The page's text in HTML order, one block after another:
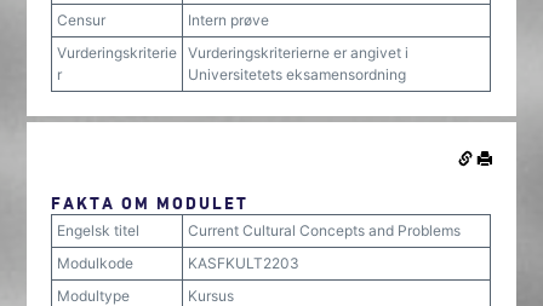
Censur
Intern prøve
Vurderingskriterie
r
Vurderingskriterierne er angivet i
Universitetets eksamensordning
FAKTA OM MODULET
Engelsk titel
Current Cultural Concepts and Problems
Modulkode
KASFKULT2203
Modultype
Kursus